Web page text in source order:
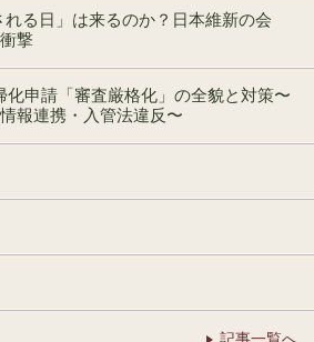
れる日」は来るのか？日本維新の会
撃
化申請「審査厳格化」の全貌と対策〜
報連携・入管法違反〜